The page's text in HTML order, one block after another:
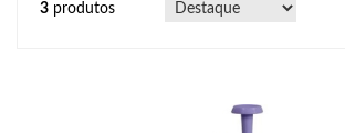
3 produtos